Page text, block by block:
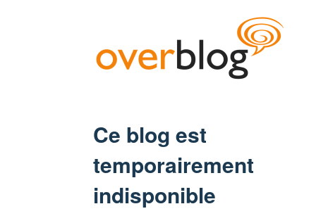
Ce blog est
temporairement
indisponible